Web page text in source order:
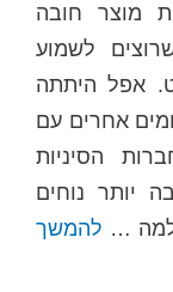
מוצר חובה
לשמוע
אפל היתתה
אחרים עם
הסיניות
יותר נוחים
למה … להמשך